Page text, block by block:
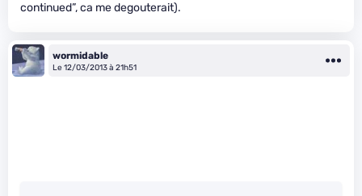
continued”, ca me degouterait).
wormidable
Le 12/03/2013 à 21h51